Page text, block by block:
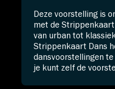
Deze voorstelling is
met de
van urban tot
Strippenkaart Dans
dansvoorstellingen
je kunt zelf de